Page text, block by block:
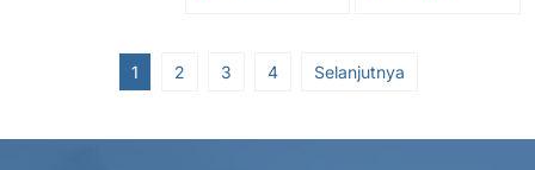
1 2 3 4 Selanjutnya